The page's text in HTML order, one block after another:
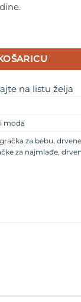
Dječja
na listu želja
moda
za bebu,
za najmlađe,